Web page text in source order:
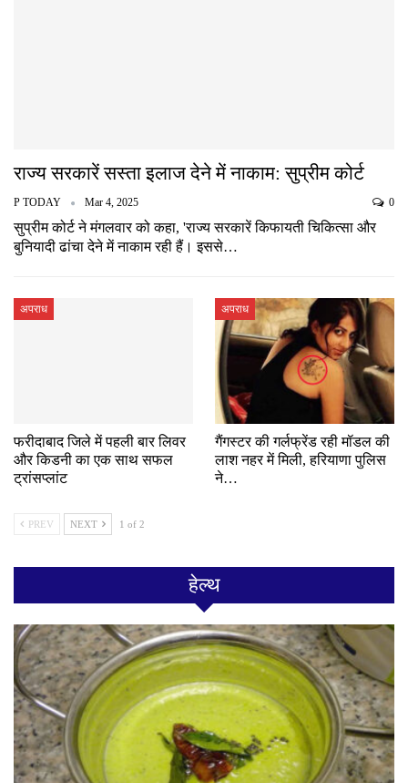
राज्य सरकारें सस्ता इलाज देने में नाकाम: सुप्रीम कोर्ट
P TODAY Mar 4, 2025 0
सुप्रीम कोर्ट ने मंगलवार को कहा, 'राज्य सरकारें किफायती चिकित्सा और
बुनियादी ढांचा देने में नाकाम रही हैं। इससे…
अपराध
फरीदाबाद जिले में पहली बार लिवर
और किडनी का एक साथ सफल
ट्रांसप्लांट
अपराध
गैंगस्टर की गर्लफ्रेंड रही मॉडल की
लाश नहर में मिली, हरियाणा पुलिस
ने…
PREV NEXT 1 of 2
हेल्थ